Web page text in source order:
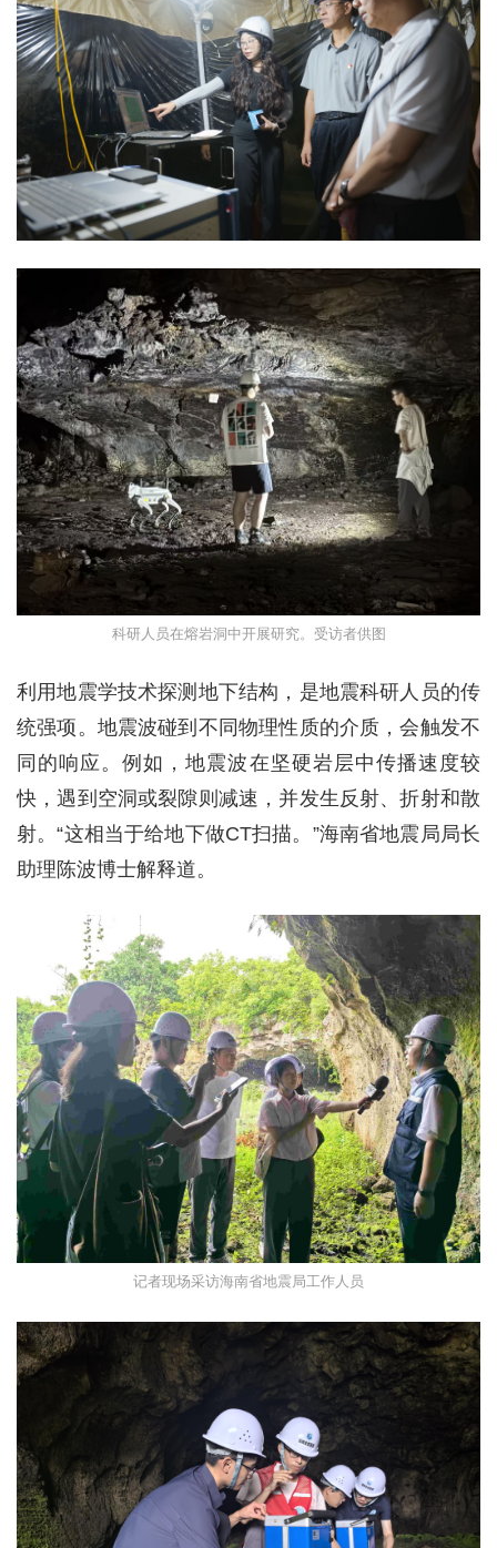
科研人员在熔岩洞中开展研究。受访者供图
利用地震学技术探测地下结构，是地震科研人员的传
统强项。地震波碰到不同物理性质的介质，会触发不
同的响应。例如，地震波在坚硬岩层中传播速度较
快，遇到空洞或裂隙则减速，并发生反射、折射和散
射。“这相当于给地下做CT扫描。”海南省地震局局长
助理陈波博士解释道。
记者现场采访海南省地震局工作人员